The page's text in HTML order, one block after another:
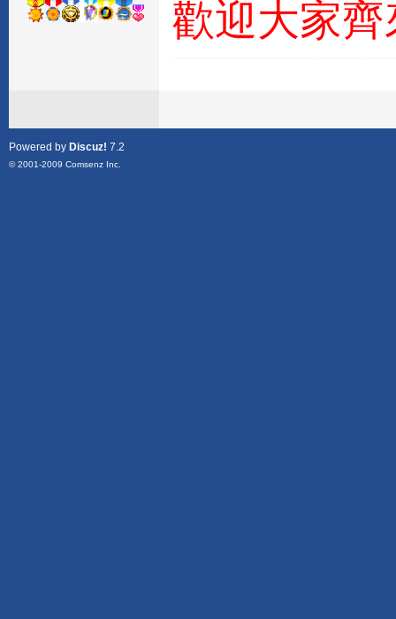
歡迎大家
Powered by Discuz! 7.2
© 2001-2009 Comsenz Inc.